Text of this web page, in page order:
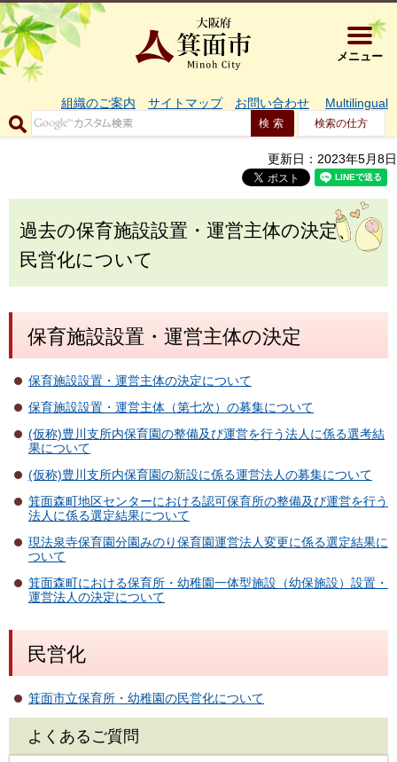
大阪府箕
メニュー
組織のご案内 サイトマップ お問い合わせ Multilingual
検索の仕方
更新日：2023年5月8日
過去の保育施設設置・運営主体の決定、
民営化について
保育施設設置・運営主体の決定
保育施設設置・運営主体の決定について
保育施設設置・運営主体（第七次）の募集について
(仮称)豊川支所内保育園の整備及び運営を行う法人に係る選考結
果について
(仮称)豊川支所内保育園の新設に係る運営法人の募集について
箕面森町地区センターにおける認可保育所の整備及び運営を行う
法人に係る選定結果について
現法泉寺保育園分園みのり保育園運営法人変更に係る選定結果に
ついて
箕面森町における保育所・幼稚園一体型施設（幼保施設）設置・
運営法人の決定について
民営化
箕面市立保育所・幼稚園の民営化について
よくあるご質問